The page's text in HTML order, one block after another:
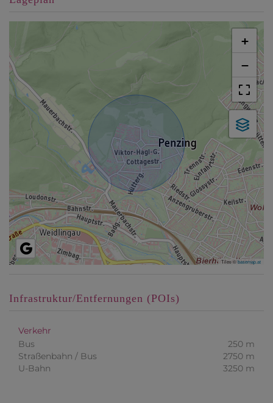
+
−
Tiles ©basemap.at
Infrastruktur/Entfernungen (POIs)
Verkehr
Bus
250 m
Straßenbahn / Bus
2750 m
U-Bahn
3250 m